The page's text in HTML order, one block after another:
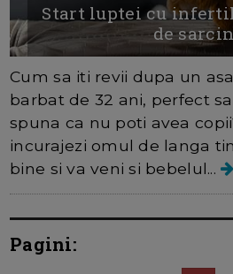
Start luptei cu
de
Cum sa iti revii dupa un
barbat de 32 ani, perfect
spuna ca nu poti avea
incurajezi omul de langa
bine si va veni si bebelul...
Pagini: